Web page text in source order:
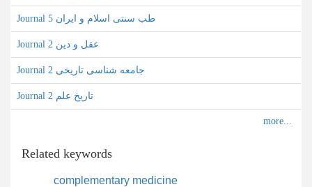
Journal طب سنتی اسلام و ایران 5
Journal عقل و دین 2
Journal جامعه شناسی تاریخی 2
Journal تاریخ علم 2
Related keywords
complementary medicine